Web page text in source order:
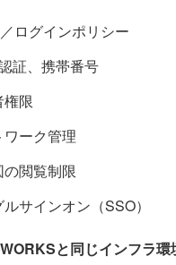
ログインポリシー
証、携帯番号
権限
ワーク管理
閲覧制限
サインオン（SSO）
と同じインフラ環